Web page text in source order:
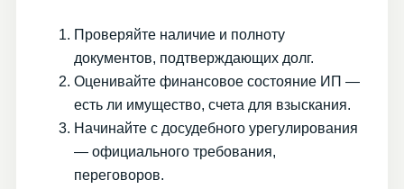
Проверяйте наличие и полноту
документов, подтверждающих долг.
Оценивайте финансовое состояние ИП —
есть ли имущество, счета для взыскания.
Начинайте с досудебного урегулирования
— официального требования,
переговоров.